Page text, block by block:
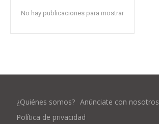
No hay publicaciones para mostrar
¿Quiénes somos? Anúnciate con nosotros
Política de privacidad